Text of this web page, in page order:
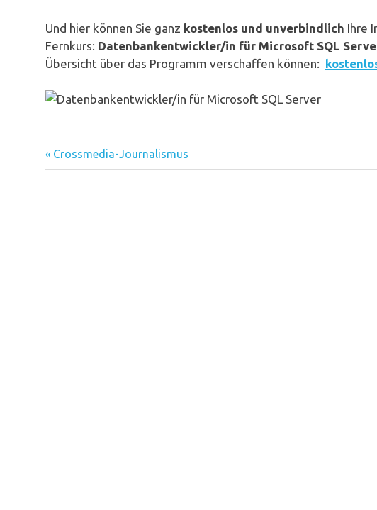
Und hier können Sie ganz kostenlos und unverbindlich Ihre
Fernkurs: Datenbankentwickler/in für Microsoft SQL
Übersicht über das Programm verschaffen können:
Beitragsnavigation
Vorheriger
Beitrag:
Crossmedia-Journalismus